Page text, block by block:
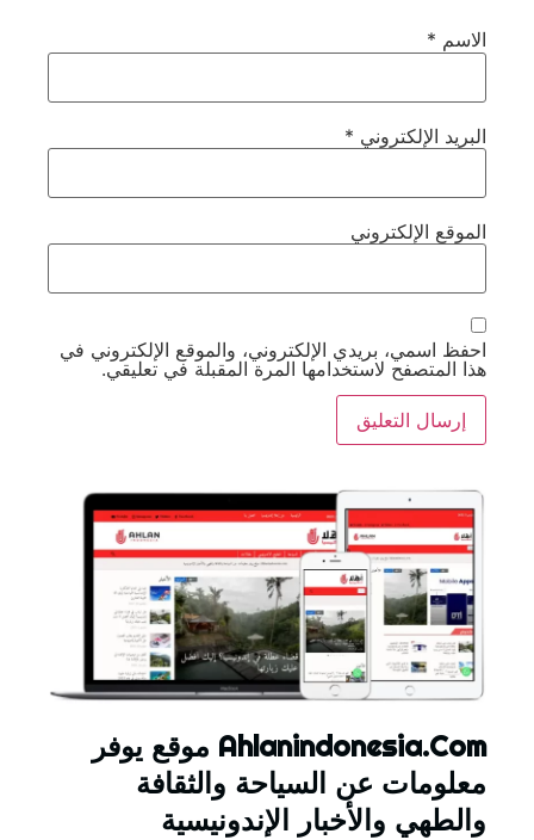
الاسم *
البريد الإلكتروني *
الموقع الإلكتروني
احفظ اسمي، بريدي الإلكتروني، والموقع الإلكتروني في
هذا المتصفح لاستخدامها المرة المقبلة في تعليقي.
Ahlanindonesia.Com موقع يوفر
معلومات عن السياحة والثقافة
والطهي والأخبار الإندونيسية